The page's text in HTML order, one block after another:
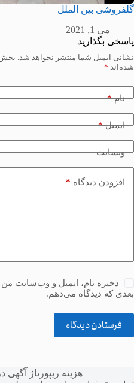
گلفروشی بین الملل
می 1, 2021
پاسخی بگذارید
نشانی ایمیل شما منتشر نخواهد شد.
شده‌اند *
نام*
ایمیل*
وبسایت
افزودن دیدگاه *
ذخیره نام، ایمیل و وب‌سایت من
بعدی که دیدگاه می‌دهم.
فرستادن دیدگاه
هزینه ریپورتاژ آگهی